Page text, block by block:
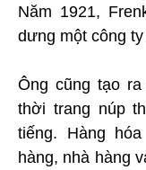
Năm 1921,
dưng một công
Ông cũng tạo
thời trang núp
tiếng. Hàng
hàng, nhà hàng